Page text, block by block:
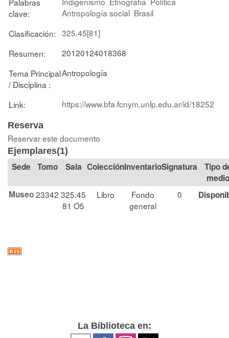
clave:
Antropología social Brasil
Clasificación: 325.45[81]
Resumen:
20120124018368
Tema Principal
/ Disciplina :
Antropología
Link: https://www.bfa.fcnym.unlp.edu.ar/id/18252
Reserva
Reservar este documento
Ejemplares(1)
Tomo Sala Colección Signatura
Tipo
medio
Museo23342 325.45
81 O5
Libro
Fondo
general
0
La Biblioteca en: